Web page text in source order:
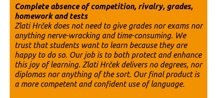
Complete absence of competition, rivalry, grades,
homework and tests
Zlati Hrček does not need to give grades nor exams nor
anything nerve-wracking and time-consuming. We
trust that students want to learn because they are
happy to do so. Our job is to both protect and enhance
this joy of learning. Zlati Hrček delivers no degrees, nor
diplomas nor anything of the sort. Our final product is
a more competent and confident use of language.